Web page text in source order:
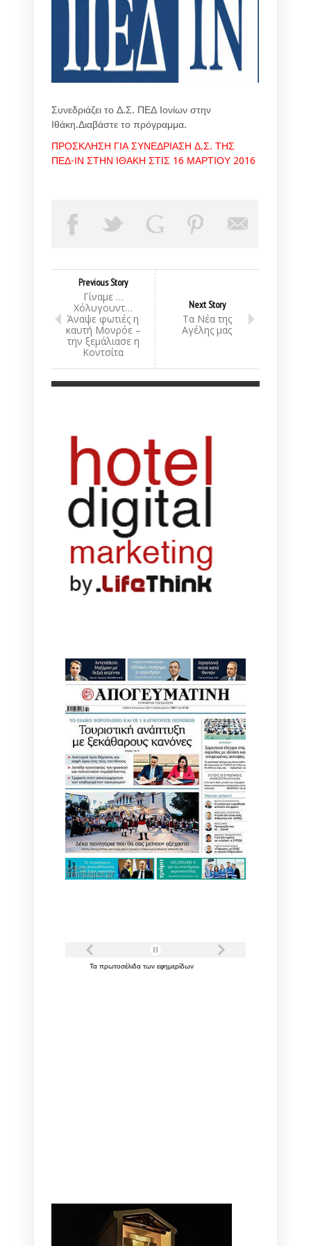
Συνεδριάζει το Δ.Σ. ΠΕΔ Ιονίων στην
Ιθάκη.Διαβάστε το πρόγραμμα.
ΠΡΟΣΚΛΗΣΗ ΓΙΑ ΣΥΝΕΔΡΙΑΣΗ Δ.Σ. ΤΗΣ
ΠΕΔ-ΙΝ ΣΤΗΝ ΙΘΑΚΗ ΣΤΙΣ 16 ΜΑΡΤΙΟΥ 2016
Previous Story
Γίναμε …
Χόλυγουντ…
Άναψε φωτιές η
καυτή Μονρόε –
την ξεμάλιασε η
Κοντσίτα
Next Story
Τα Νέα της
Αγέλης μας
Τα πρωτοσέλιδα των εφημερίδων